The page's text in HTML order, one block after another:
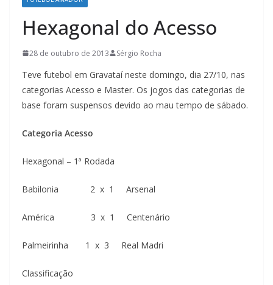
Hexagonal do Acesso
28 de outubro de 2013 Sérgio Rocha
Teve futebol em Gravataí neste domingo, dia 27/10, nas
categorias Acesso e Master. Os jogos das categorias de
base foram suspensos devido ao mau tempo de sábado.
Categoria Acesso
Hexagonal – 1ª Rodada
Babilonia 2 x 1 Arsenal
América 3 x 1 Centenário
Palmeirinha 1 x 3 Real Madri
Classificação